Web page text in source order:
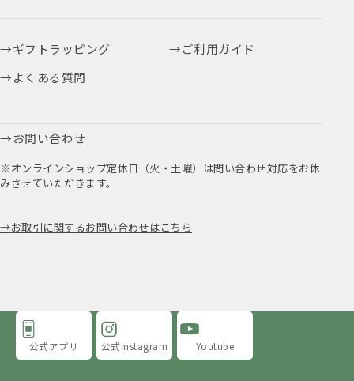
ギフトラッピング
ご利用ガイド
よくある質問
お問い合わせ
※オンラインショップ定休日（火・土曜）は問い合わせ対応をお休
みさせていただきます。
お取引に関するお問い合わせはこちら
公式アプリ 公式Instagram Youtube